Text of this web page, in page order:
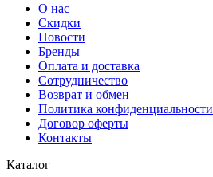
О нас
Скидки
Новости
Бренды
Оплата и доставка
Сотрудничество
Возврат и обмен
Политика конфиденциальности
Договор оферты
Контакты
Каталог